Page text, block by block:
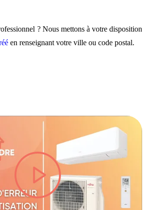
? Nous mettons à votre disposition
en renseignant votre ville ou code postal.
lire la vidéo